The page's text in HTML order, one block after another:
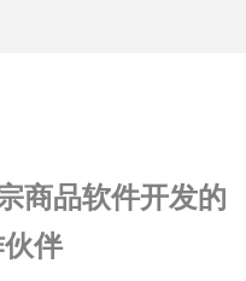
商品软件开发的
伴